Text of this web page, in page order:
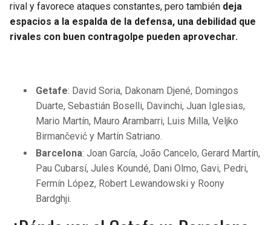
rival y favorece ataques constantes, pero también deja
espacios a la espalda de la defensa, una debilidad que
rivales con buen contragolpe pueden aprovechar.
Getafe: David Soria, Dakonam Djené, Domingos
Duarte, Sebastián Boselli, Davinchi, Juan Iglesias,
Mario Martín, Mauro Arambarri, Luis Milla, Veljko
Birmančević y Martín Satriano.
Barcelona: Joan García, João Cancelo, Gerard Martín,
Pau Cubarsí, Jules Koundé, Dani Olmo, Gavi, Pedri,
Fermín López, Robert Lewandowski y Roony
Bardghji.